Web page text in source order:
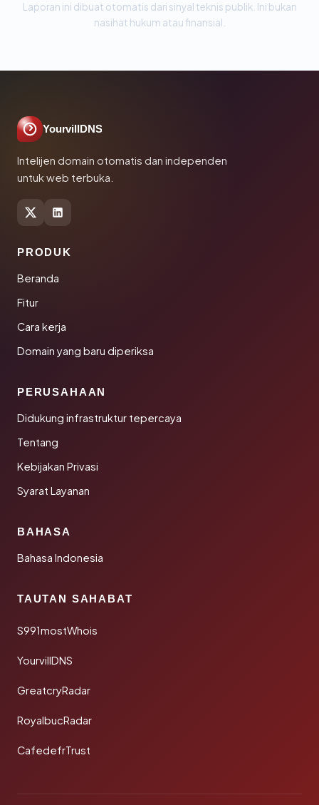
Laporan ini dibuat otomatis dari sinyal teknis publik. Ini bukan
nasihat hukum atau finansial.
YourvillDNS
Intelijen domain otomatis dan independen
untuk web terbuka.
PRODUK
Beranda
Fitur
Cara kerja
Domain yang baru diperiksa
PERUSAHAAN
Didukung infrastruktur tepercaya
Tentang
Kebijakan Privasi
Syarat Layanan
BAHASA
Bahasa Indonesia
TAUTAN SAHABAT
S991mostWhois
YourvillDNS
GreatcryRadar
RoyalbucRadar
CafedefrTrust